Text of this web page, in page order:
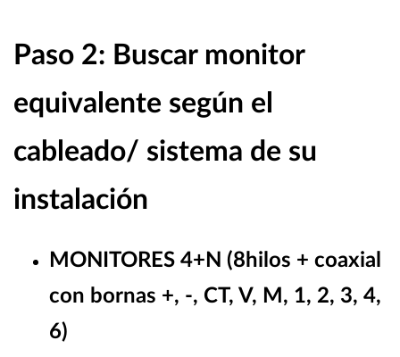
Paso 2: Buscar monitor
equivalente según el
cableado/ sistema de su
instalación
MONITORES 4+N (8hilos + coaxial
con bornas +, -, CT, V, M, 1, 2, 3, 4,
6)